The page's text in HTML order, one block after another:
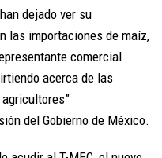
dejado ver su
las importaciones de maíz,
comercial
acerca de las
del Gobierno de México.